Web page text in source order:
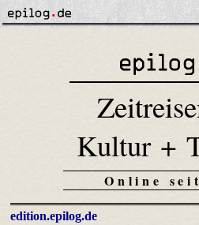
Kultur +
Online
edition.epilog.de